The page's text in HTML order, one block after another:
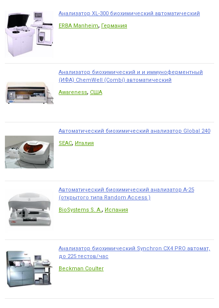
Анализатор XL-300 биохимический автоматический
ERBA Manheim, Германия
Анализатор биохимический и и иммуноферментный
(ИФА) ChemWell (Combi) автоматический
Awareness, США
Автоматический биохимический анализатор Global 240
SEAC, Италия
Автоматический биохимический анализатор А-25
(открытого типа Random Access )
BioSystems S. A., Испания
Анализатор биохимический Synchron CX4 PRO автомат,
до 225 тестов/час
Beckman Coulter